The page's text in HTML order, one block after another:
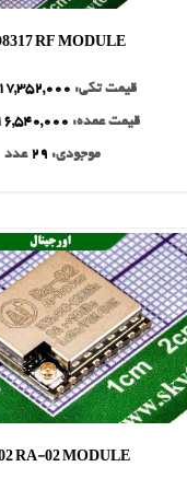
RF MODULE
قیمت تکی: 17,352,000
قیمت عمده:
موجودی: 29 عدد
RA-02 MODULE